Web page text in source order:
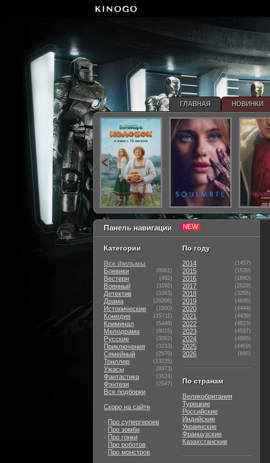
Панель навигации
Категории
Все фильмы
Боевики
(8061)
Вестерн (492)
Военный (1192)
Детектив (3263)
Драма (26206)
Исторические (1500)
Комедия (15711)
Криминал (5449)
Мелодрама (8015)
Русские (3062)
Приключения (3233)
Семейный (2570)
Триллер (13225)
Ужасы (8973)
Фантастика (3624)
Фэнтези (2547)
Все подборки
Скоро на сайте
- Про супергероев
- Про зомби
- Про гонки
- Про роботов
- Про монстров
По году
2014 (1457)
2015 (1539)
2016 (1880)
2017 (2528)
2018 (3255)
2019 (4695)
2020 (4444)
2021 (4439)
2022 (4823)
2023 (4597)
2024 (4888)
2025 (4459)
2026 (895)
По странам
Великобритания
Турецкие
Российские
Индийские
Украинские
Французские
Казахстанские
ГЛАВНАЯ НОВИНКИ